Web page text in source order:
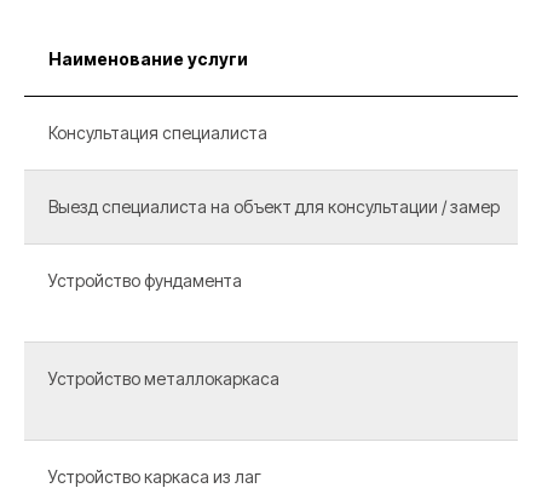
Наименование услуги
Консультация специалиста
Выезд специалиста на объект для консультации / замер
Устройство фундамента
Устройство металлокаркаса
Устройство каркаса из лаг